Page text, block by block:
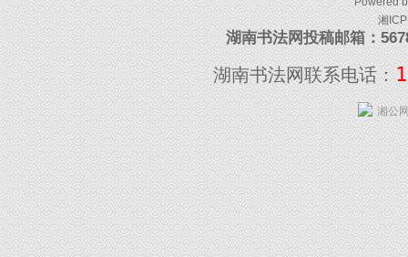
湘
湖南书法网投稿邮箱：
湖南书法网联系电话：
湘公